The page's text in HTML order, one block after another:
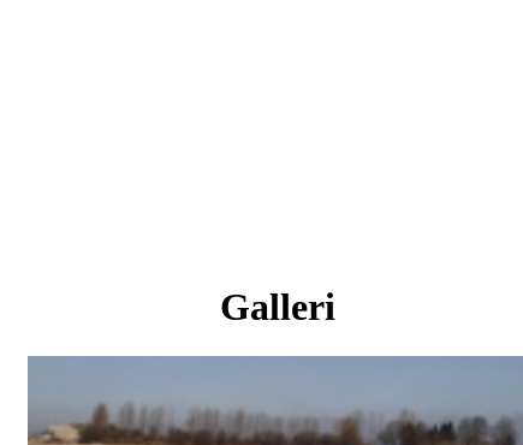
Galleri